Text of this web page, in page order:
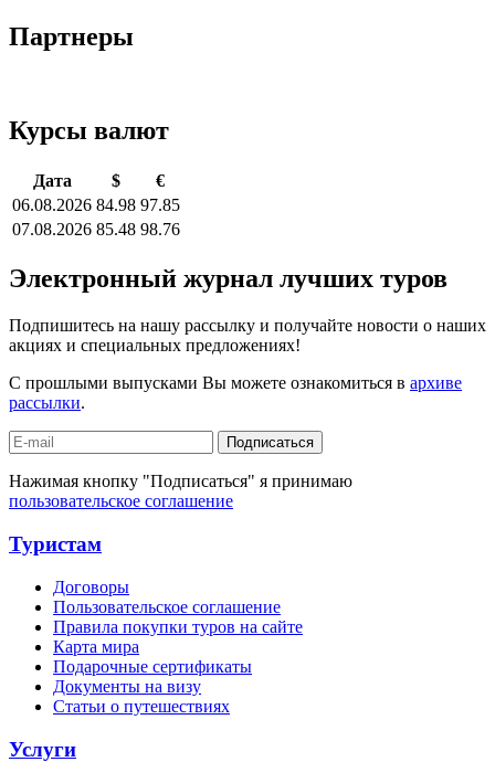
Партнеры
Курсы валют
Дата $
€
06.08.2026 84.98 97.85
07.08.2026 85.48 98.76
Электронный журнал лучших туров
Подпишитесь на нашу рассылку и получайте новости о наших
акциях и специальных предложениях!
С прошлыми выпусками Вы можете ознакомиться в архиве
рассылки.
Подписаться
Нажимая кнопку "Подписаться" я принимаю
пользовательское соглашение
Туристам
Договоры
Пользовательское соглашение
Правила покупки туров на сайте
Карта мира
Подарочные сертификаты
Документы на визу
Статьи о путешествиях
Услуги